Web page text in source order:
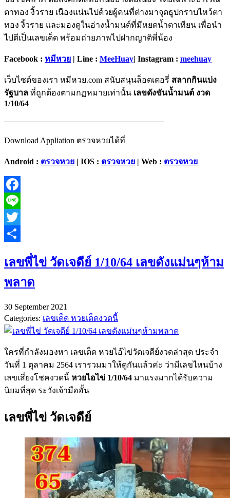
ตาทอง งิ้วราย เนืองแน่นไปด้วยผู้คนที่ต่างมาจุดธูปกราบไหว้ตา
ทอง งิ้วราย และมองดูในอ่างน้ำมนต์ที่มีหยดน้ำตาเทียน เพื่อนำ
ไปตีเป็นเลขเด็ด พร้อมถ่ายภาพไปฝากญาติพี่น้อง
Facebook : หมีหวย | Line : MeeHuay| Instagram : meehuay
เว็บไซต์ของเรา หมีหวย.com สนับสนุนล็อตเตอรี่ สลากกินแบ่ง
รัฐบาล ที่ถูกต้องตามกฏหมายเท่านั้น เลขดังขันน้ำมนต์ งวด
1/10/64
———————————————————–
Download Appliation ตรวจหวยได้ที่
Android : ตรวจหวย | IOS : ตรวจหวย | Web : ตรวจหวย
Facebook
Line
Twitter
เลขพี่ไข่ วัดเจดีย์ 1/10/64 เลขดังแม่นๆห้าม
พลาด
30 September 2021
Categories: เลขเด็ด หวยเด็ดงวดนี้
ใครที่กำลังมองหา เลขเด็ด หวยไอ้ไข่วัดเจดีย์งวดล่าสุด ประจำ
วันที่ 1 ตุลาคม 2564 เรารวมมาให้ดูกันแล้วค่ะ ว่ามีเลขไหนบ้าง
เลขเสี่ยงโชคงวดนี้ หวยไอไข่ 1/10/64 มาแรงมากได้รับความ
นิยมที่สุด ระวังเจ้ามืออั้น
เลขพี่ไข่ วัดเจดีย์